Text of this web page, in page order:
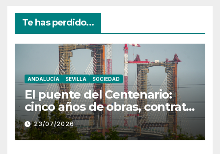
Te has perdido...
ANDALUCÍA SEVILLA SOCIEDAD
El puente del Centenario:
cinco años de obras, contrato
rescindido y un futuro
incierto
23/07/2026